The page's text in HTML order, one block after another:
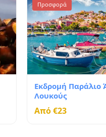
Προσφορά
Εκδρομή Παράλιο
Λουκούς
Από €23